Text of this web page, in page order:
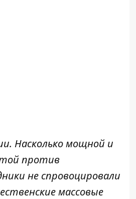
Насколько мощной и
против
не спровоцировали
массовые